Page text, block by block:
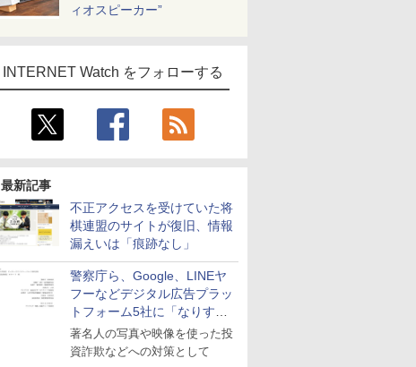
ィオスピーカー”
INTERNET Watch をフォローする
最新記事
不正アクセスを受けていた将
棋連盟のサイトが復旧、情報
漏えいは「痕跡なし」
警察庁ら、Google、LINEヤ
フーなどデジタル広告プラッ
トフォーム5社に「なりすま
し詐欺広告」対策強化を要請
著名人の写真や映像を使った投
資詐欺などへの対策として